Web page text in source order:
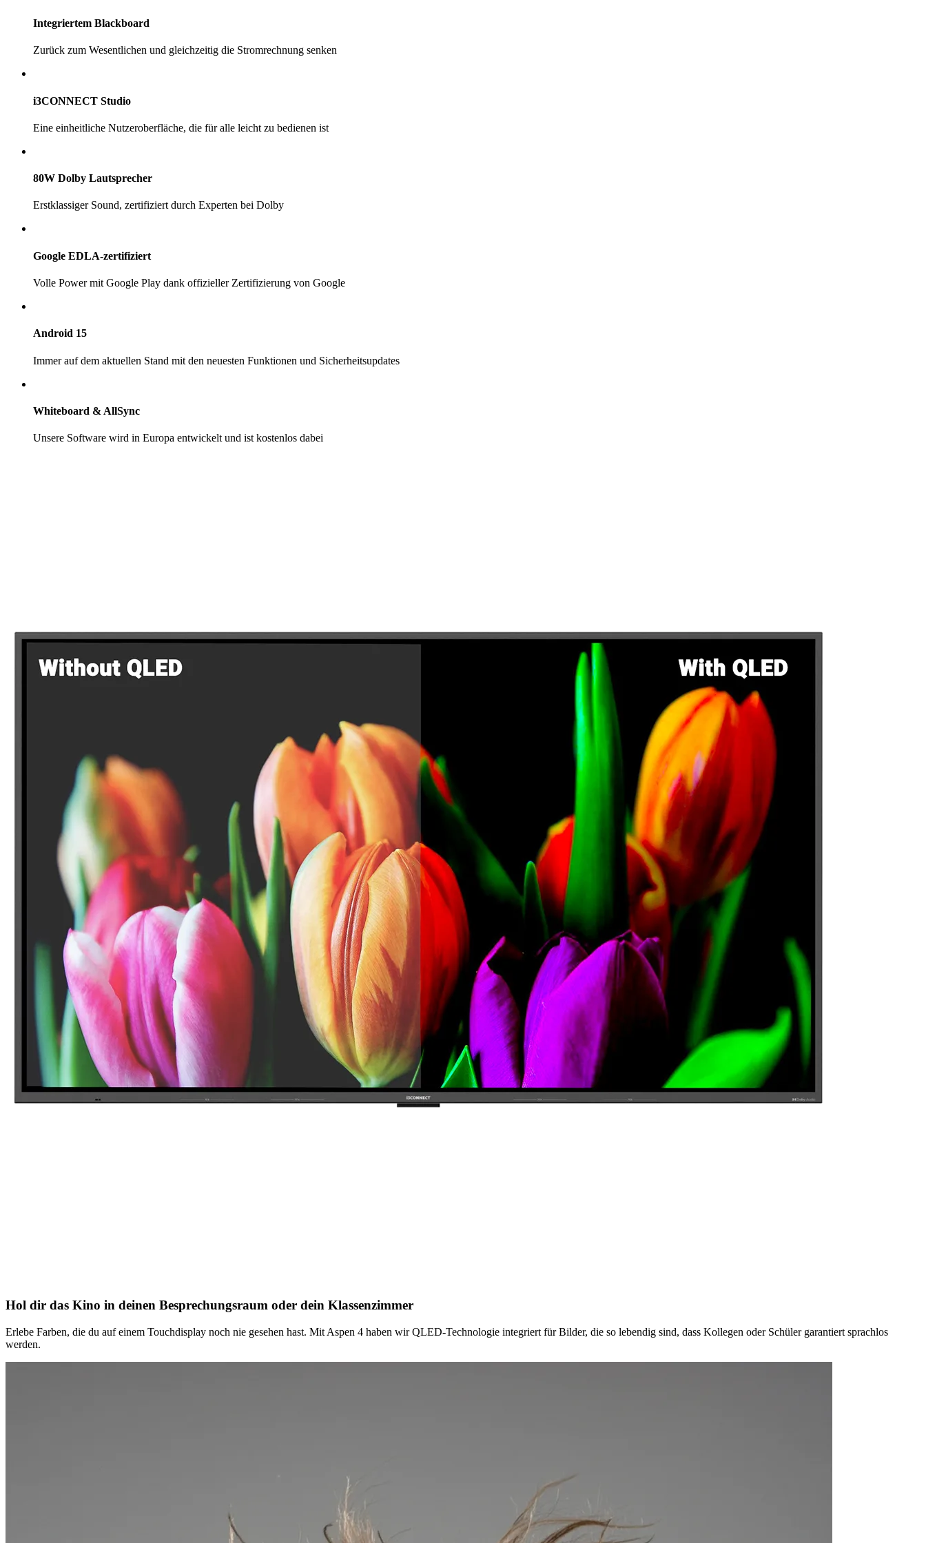
Integriertem Blackboard
Zurück zum Wesentlichen und gleichzeitig die Stromrechnung senken
i3CONNECT Studio
Eine einheitliche Nutzeroberfläche, die für alle leicht zu bedienen ist
80W Dolby Lautsprecher
Erstklassiger Sound, zertifiziert durch Experten bei Dolby
Google EDLA-zertifiziert
Volle Power mit Google Play dank offizieller Zertifizierung von Google
Android 15
Immer auf dem aktuellen Stand mit den neuesten Funktionen und Sicherheitsupdates
Whiteboard & AllSync
Unsere Software wird in Europa entwickelt und ist kostenlos dabei
Hol dir das Kino in deinen Besprechungsraum oder dein Klassenzimmer
Erlebe Farben, die du auf einem Touchdisplay noch nie gesehen hast. Mit Aspen 4 haben wir QLED-Technologie integriert für Bilder, die so lebendig sind, dass Kollegen oder Schüler garantiert sprachlos
werden.